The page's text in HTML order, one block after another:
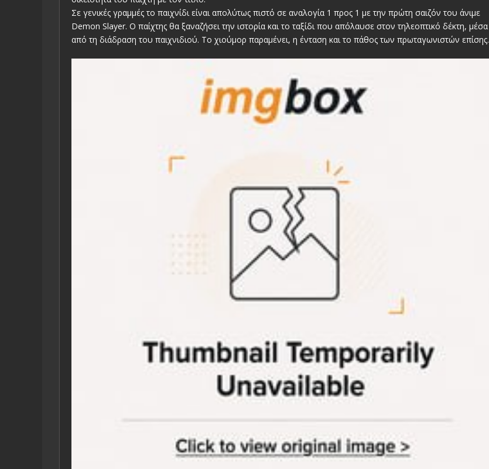
Σε γενικές γραμμές το παιχνίδι είναι απολύτως πιστό σε αναλογία 1 προς 1 με την πρώτη σαιζόν του άνιμε
Demon Slayer. Ο παίχτης θα ξαναζήσει την ιστορία και το ταξίδι που απόλαυσε στον τηλεοπτικό δέκτη, μέσα
από τη διάδραση του παιχνιδιού. Το χιούμορ παραμένει, η ένταση και το πάθος των πρωταγωνιστών επίσης.